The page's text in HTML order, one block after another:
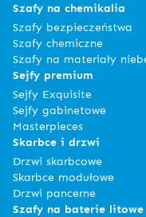
Szafy na chemikalia
Szafy bezpieczeństwa
Szafy chemiczne
Szafy na materiały
Sejfy premium
Sejfy Exquisite
Sejfy gabinetowe
Masterpieces
Skarbce i drzwi
Drzwi skarbcowe
Skarbce modułowe
Drzwi pancerne
Szafy na baterie litowe